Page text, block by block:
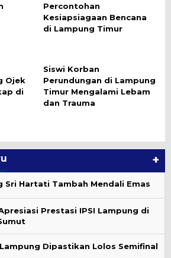
Percontohan
Kesiapsiagaan Bencana
di Lampung Timur
Ojek
di
Siswi Korban
Perundungan di Lampung
Timur Mengalami Lebam
dan Trauma
+
Sri Hartati Tambah Mendali Emas
Prestasi IPSI Lampung di
Dipastikan Lolos Semifinal